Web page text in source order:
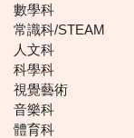
數學科
常識科/STEAM
人文科
科學科
視覺藝術
音樂科
體育科